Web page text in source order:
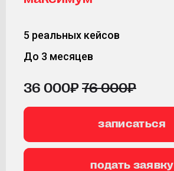
5 реальных кейсов
До 3 месяцев
36 000₽76 000₽
записаться
подать заявку